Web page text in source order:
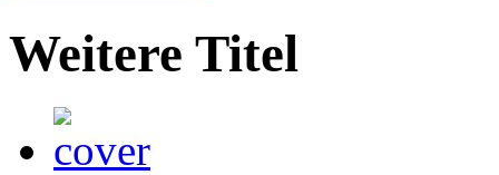
Weitere Titel